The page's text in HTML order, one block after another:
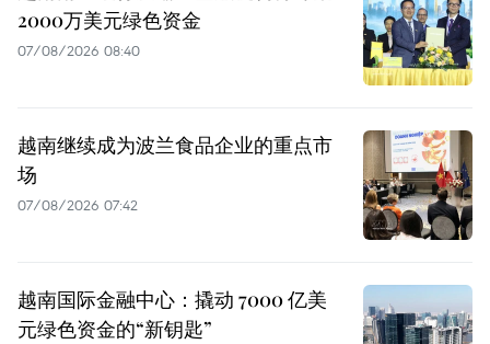
2000万美元绿色资金
07/08/2026 08:40
越南继续成为波兰食品企业的重点市
场
07/08/2026 07:42
越南国际金融中心：撬动 7000 亿美
元绿色资金的“新钥匙”